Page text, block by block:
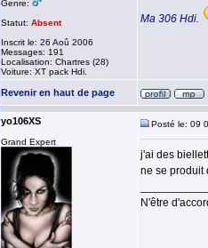
Genre:
Statut: Absent
Inscrit le: 26 Aoû 2006
Messages: 191
Localisation: Chartres (28)
Voiture: XT pack Hdi.
Ma 306 Hdi.
Revenir en haut de page
yo106XS
Grand Expert
Posté le: 09
j'ai des
ne se produit
N'être